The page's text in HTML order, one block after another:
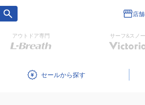
店
アウトドア専門 サーフ&スノー
セール